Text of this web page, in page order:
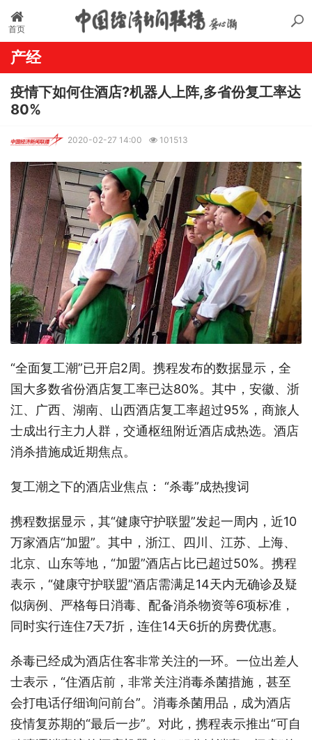
首页
产经
疫情下如何住酒店?机器人上阵,多省份复工率达
80%
2020-02-27 14:00 101513
“全面复工潮”已开启2周。携程发布的数据显示，全
国大多数省份酒店复工率已达80%。其中，安徽、浙
江、广西、湖南、山西酒店复工率超过95%，商旅人
士成出行主力人群，交通枢纽附近酒店成热选。酒店
消杀措施成近期焦点。
复工潮之下的酒店业焦点： “杀毒”成热搜词
携程数据显示，其“健康守护联盟”发起一周内，近10
万家酒店“加盟”。其中，浙江、四川、江苏、上海、
北京、山东等地，“加盟”酒店占比已超过50%。携程
表示，“健康守护联盟”酒店需满足14天内无确诊及疑
似病例、严格每日消毒、配备消杀物资等6项标准，
同时实行连住7天7折，连住14天6折的房费优惠。
杀毒已经成为酒店住客非常关注的一环。一位出差人
士表示，“住酒店前，非常关注消毒杀菌措施，甚至
会打电话仔细询问前台”。消毒杀菌用品，成为酒店
疫情复苏期的“最后一步”。对此，携程表示推出“可自